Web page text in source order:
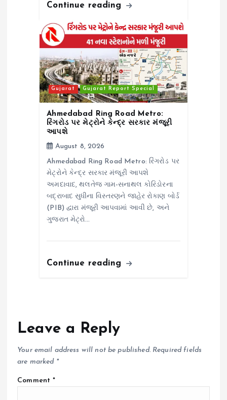
Continue reading
Gujarat Gujarat Report Special
Ahmedabad Ring Road Metro:
રિંગરોડ પર મેટ્રોને કેન્દ્ર સરકાર મંજૂરી
આપશે
August 8, 2026
Ahmedabad Ring Road Metro: રિંગરોડ પર
મેટ્રોને કેન્દ્ર સરકાર મંજૂરી આપશે
અમદાવાદ, થલતેજ ગામ-સનાથલ કોરિડોરના
બદ્રાબાદ સુધીના વિસ્તરણને જાહેર રોકાણ બોર્ડ
(PIB) દ્વારા મંજૂરી આપવામાં આવી છે, અને
ગુજરાત મેટ્રો…
Continue reading
Leave a Reply
Your email address will not be published. Required fields
are marked *
Comment*